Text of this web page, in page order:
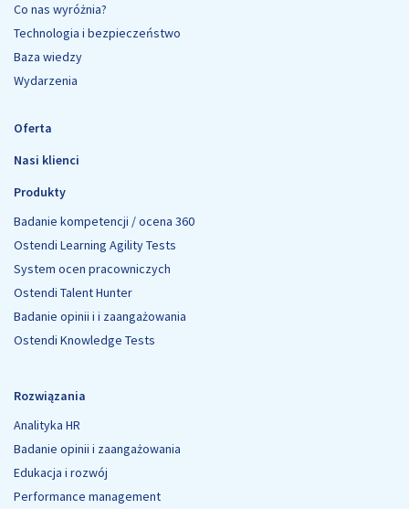
Co nas wyróżnia?
Technologia i bezpieczeństwo
Baza wiedzy
Wydarzenia
Oferta
Nasi klienci
Produkty
Badanie kompetencji / ocena 360
Ostendi Learning Agility Tests
System ocen pracowniczych
Ostendi Talent Hunter
Badanie opinii i i zaangażowania
Ostendi Knowledge Tests
Rozwiązania
Analityka HR
Badanie opinii i zaangażowania
Edukacja i rozwój
Performance management